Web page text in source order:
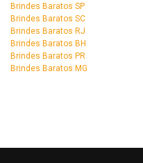
Brindes Baratos SP
Brindes Baratos SC
Brindes Baratos RJ
Brindes Baratos BH
Brindes Baratos PR
Brindes Baratos MG